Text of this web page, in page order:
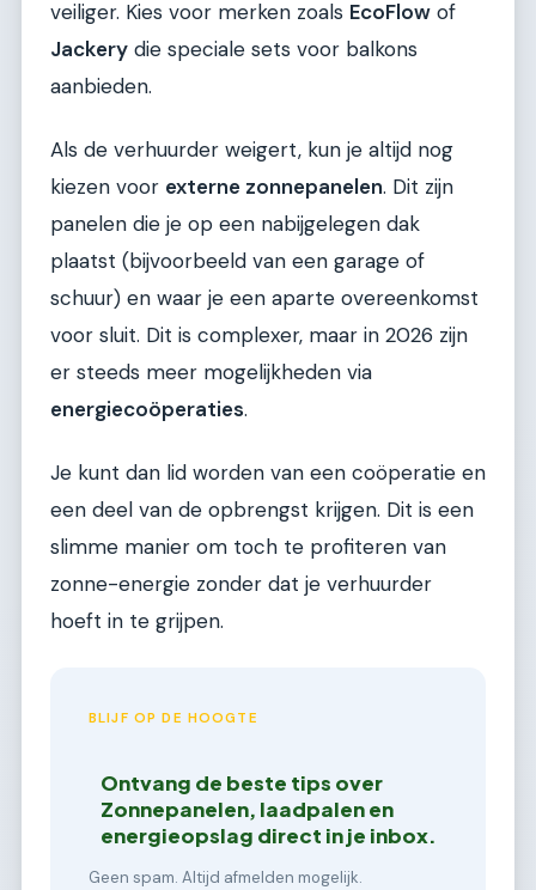
veiliger. Kies voor merken zoals EcoFlow of
Jackery die speciale sets voor balkons
aanbieden.
Als de verhuurder weigert, kun je altijd nog
kiezen voor externe zonnepanelen. Dit zijn
panelen die je op een nabijgelegen dak
plaatst (bijvoorbeeld van een garage of
schuur) en waar je een aparte overeenkomst
voor sluit. Dit is complexer, maar in 2026 zijn
er steeds meer mogelijkheden via
energiecoöperaties.
Je kunt dan lid worden van een coöperatie en
een deel van de opbrengst krijgen. Dit is een
slimme manier om toch te profiteren van
zonne-energie zonder dat je verhuurder
hoeft in te grijpen.
BLIJF OP DE HOOGTE
Ontvang de beste tips over
Zonnepanelen, laadpalen en
energieopslag direct in je inbox.
Geen spam. Altijd afmelden mogelijk.